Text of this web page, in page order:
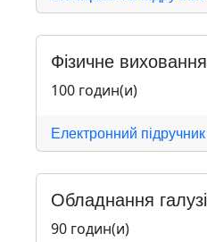
Фізичне виховання
100 годин(и)
Електронний підручник
Обладнання галузі
90 годин(и)